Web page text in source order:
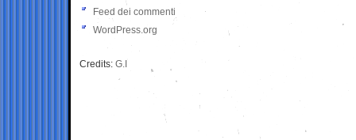
Feed dei commenti
WordPress.org
Credits: G.I